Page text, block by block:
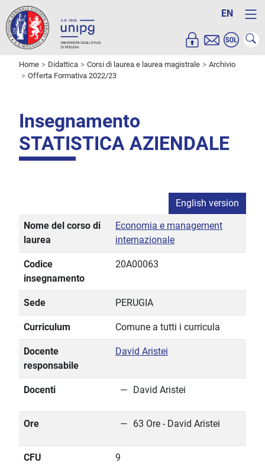
EN
Home Didattica Corsi di laurea e laurea magistrale
Archivio
Offerta Formativa 2022/23
Insegnamento
STATISTICA AZIENDALE
English version
Nome del corso di
laurea
Economia e management
internazionale
Codice
insegnamento
20A00063
Sede PERUGIA
Curriculum Comune a tutti i curricula
Docente
responsabile
David Aristei
Docenti David Aristei
Ore 63 Ore - David Aristei
CFU 9